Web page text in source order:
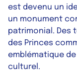
est devenu un
un monument
patrimonial. Des
des Princes
emblématique
culturel.